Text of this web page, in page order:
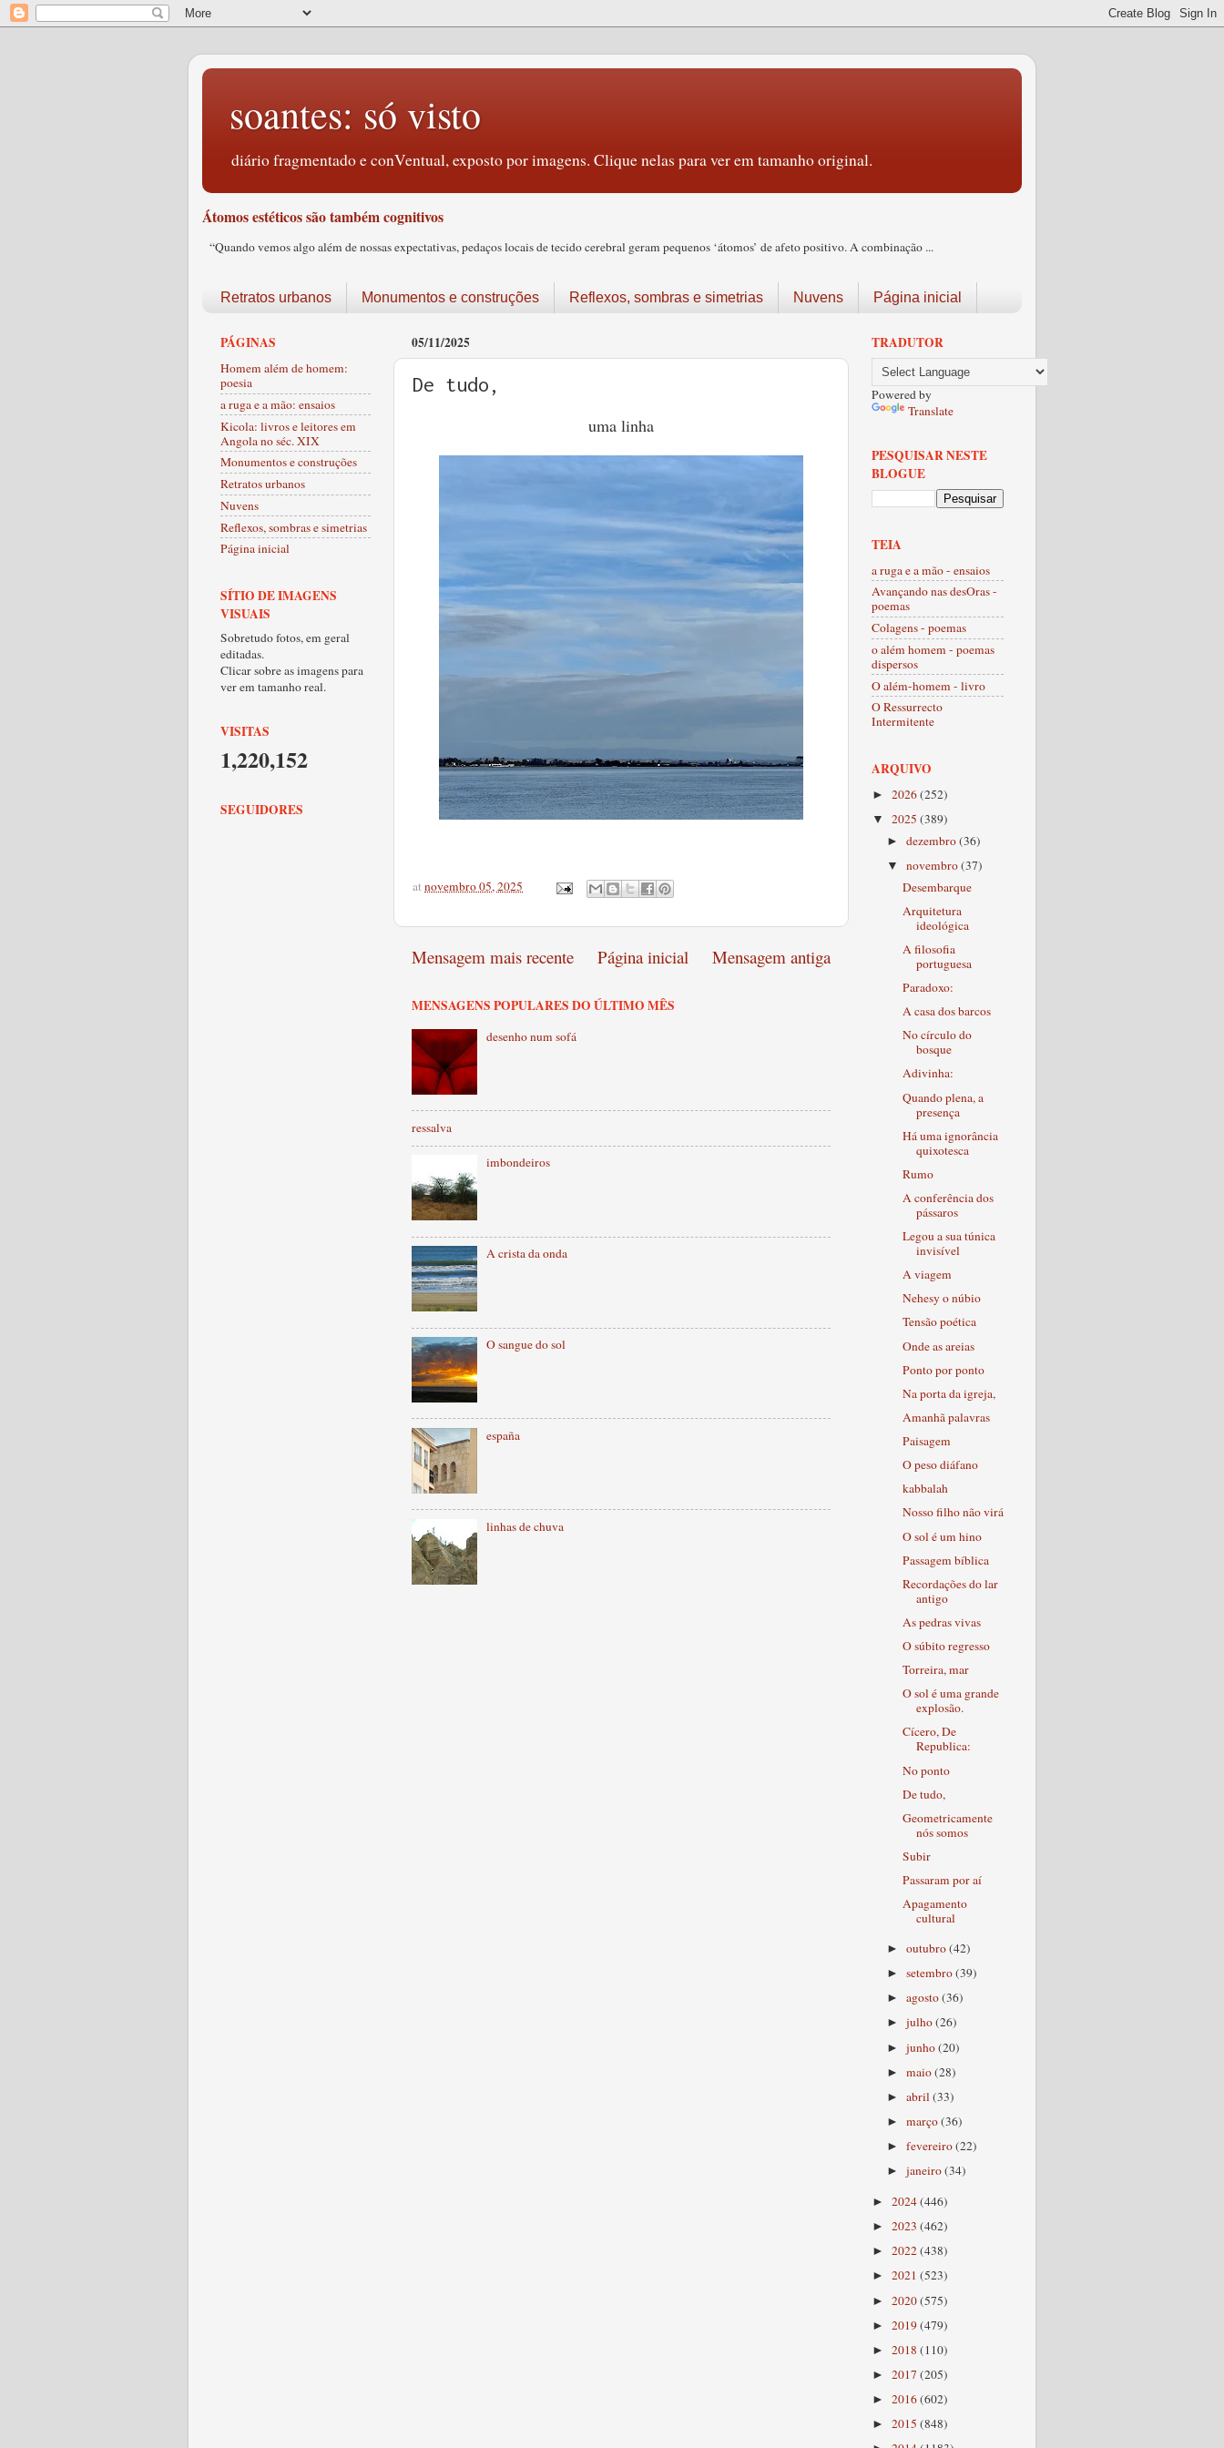
soantes: só visto
diário fragmentado e conVentual, exposto por imagens. Clique nelas para ver em tamanho original.
Átomos estéticos são também cognitivos
“Quando vemos algo além de nossas expectativas, pedaços locais de tecido cerebral geram pequenos ‘átomos’ de afeto positivo. A combinação ...
Retratos urbanos Monumentos e construções Reflexos, sombras e simetrias Nuvens Página inicial
05/11/2025
De tudo,
uma linha
atnovembro 05, 2025
Mensagem mais recente Mensagem antiga
Página inicial
MENSAGENS POPULARES DO ÚLTIMO MÊS
desenho num sofá
ressalva
imbondeiros
A crista da onda
O sangue do sol
españa
linhas de chuva
PÁGINAS
Homem além de homem:
poesia
a ruga e a mão: ensaios
Kicola: livros e leitores em
Angola no séc. XIX
Monumentos e construções
Retratos urbanos
Nuvens
Reflexos, sombras e simetrias
Página inicial
SÍTIO DE IMAGENS
VISUAIS
Sobretudo fotos, em geral
editadas.
Clicar sobre as imagens para
ver em tamanho real.
VISITAS
1,220,152
SEGUIDORES
TRADUTOR
Powered by
Translate
PESQUISAR NESTE
BLOGUE
TEIA
a ruga e a mão - ensaios
Avançando nas desOras -
poemas
Colagens - poemas
o além homem - poemas
dispersos
O além-homem - livro
O Ressurrecto
Intermitente
ARQUIVO
► 2026(252)
▼ 2025 (389)
►dezembro(36)
▼novembro(37)
Desembarque
Arquitetura
ideológica
A filosofia
portuguesa
Paradoxo:
A casa dos barcos
No círculo do
bosque
Adivinha:
Quando plena, a
presença
Há uma ignorância
quixotesca
Rumo
A conferência dos
pássaros
Legou a sua túnica
invisível
A viagem
Nehesy o núbio
Tensão poética
Onde as areias
Ponto por ponto
Na porta da igreja,
Amanhã palavras
Paisagem
O peso diáfano
kabbalah
Nosso filho não virá
O sol é um hino
Passagem bíblica
Recordações do lar
antigo
As pedras vivas
O súbito regresso
Torreira, mar
O sol é uma grande
explosão.
Cícero, De
Republica:
No ponto
De tudo,
Geometricamente
nós somos
Subir
Passaram por aí
Apagamento
cultural
►outubro(42)
►setembro(39)
►agosto(36)
►julho(26)
►junho(20)
►maio(28)
►abril(33)
►março(36)
►fevereiro(22)
►janeiro(34)
► 2024(446)
► 2023 (462)
► 2022(438)
► 2021 (523)
► 2020(575)
► 2019(479)
► 2018 (110)
► 2017 (205)
► 2016(602)
► 2015 (848)